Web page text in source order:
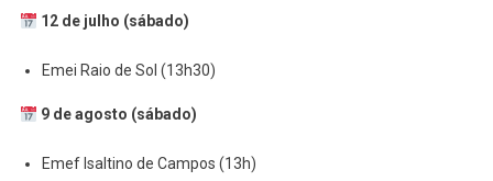
12 de julho (sábado)
Emei Raio de Sol (13h30)
9 de agosto (sábado)
Emef Isaltino de Campos (13h)